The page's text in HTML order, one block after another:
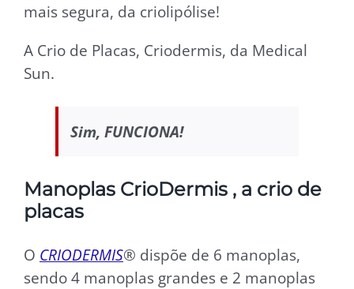
mais segura, da criolipólise!
A Crio de Placas, Criodermis, da Medical
Sun.
Sim, FUNCIONA!
Manoplas CrioDermis , a crio de
placas
O CRIODERMIS® dispõe de 6 manoplas,
sendo 4 manoplas grandes e 2 manoplas